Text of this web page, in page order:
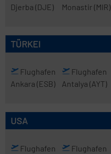
Djerba (DJE)
Monastir (MIR)
TÜRKEI
Flughafen
Ankara (ESB)
Flughafen
Antalya (AYT)
USA
Flughafen
Flughafen